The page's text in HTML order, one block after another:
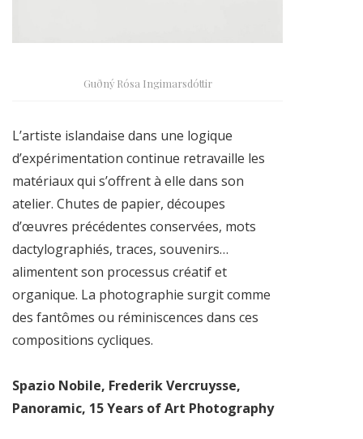
Guðný Rósa Ingimarsdóttir
L’artiste islandaise dans une logique
d’expérimentation continue retravaille les
matériaux qui s’offrent à elle dans son
atelier. Chutes de papier, découpes
d’œuvres précédentes conservées, mots
dactylographiés, traces, souvenirs…
alimentent son processus créatif et
organique. La photographie surgit comme
des fantômes ou réminiscences dans ces
compositions cycliques.
Spazio Nobile, Frederik Vercruysse,
Panoramic, 15 Years of Art Photography